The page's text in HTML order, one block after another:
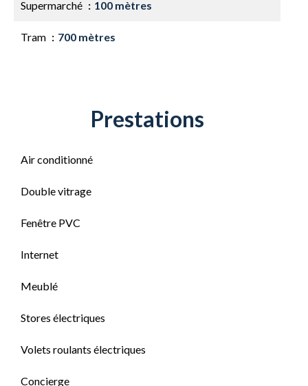
Supermarché 100 mètres
Tram 700 mètres
Prestations
Air conditionné
Double vitrage
Fenêtre PVC
Internet
Meublé
Stores électriques
Volets roulants électriques
Concierge